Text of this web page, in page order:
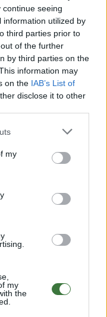
seeing
information utilized by
third parties prior to
of the further
by third parties on the
information may
on the IAB’s List of
disclose it to other
my
my
the
prefieren líneas
discreta, pero
y versátiles,
en momentos
aporta un
la madera suaviza
y atemporal.
y
más marcadas,
presencia que
del estilo